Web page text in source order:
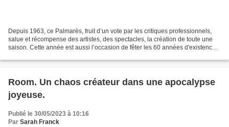
Depuis 1963, ce Palmarès, fruit d’un vote par les critiques professionnels,
salue et récompense des artistes, des spectacles, la création de toute une
saison. Cette année est aussi l’occasion de fêter les 60 années d'existence
Room. Un chaos créateur dans une apocalypse
joyeuse.
Publié le 30/05/2023 à 10:16
Par Sarah Franck